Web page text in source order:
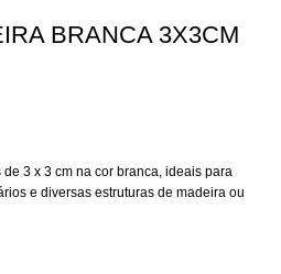
BRANCA 3X3CM
3 x 3 cm na cor branca, ideais para
e diversas estruturas de madeira ou